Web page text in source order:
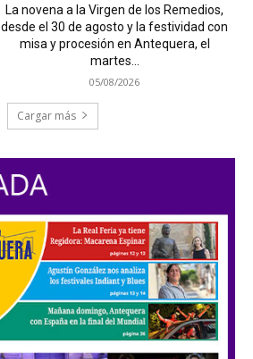
La novena a la Virgen de los Remedios,
desde el 30 de agosto y la festividad con
misa y procesión en Antequera, el
martes...
05/08/2026
Cargar más